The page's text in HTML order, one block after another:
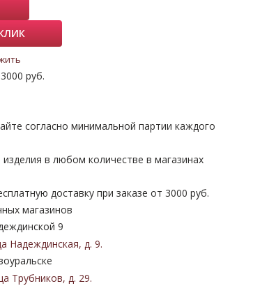
руб.
согласно минимальной партии каждого
изделия в любом количестве в магазинах
доставку при заказе от 3000 руб.
магазинов
9
Надеждинская, д. 9.
Трубников, д. 29.